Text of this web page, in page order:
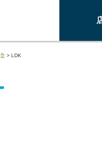
>LDK